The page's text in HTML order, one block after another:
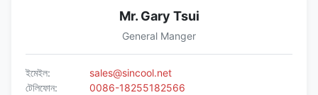
Mr. Gary Tsui
General Manger
ইমেইল:
sales@sincool.net
টেলিফোন:
0086-18255182566